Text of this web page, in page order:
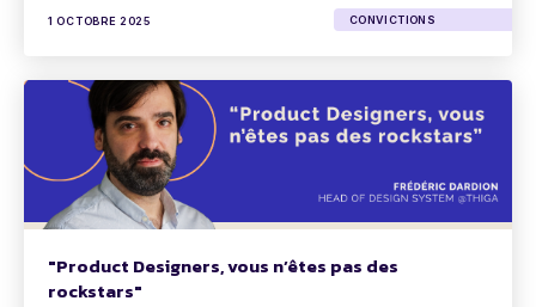
1 OCTOBRE 2025 CONVICTIONS
"Product Designers, vous n’êtes pas des
rockstars"